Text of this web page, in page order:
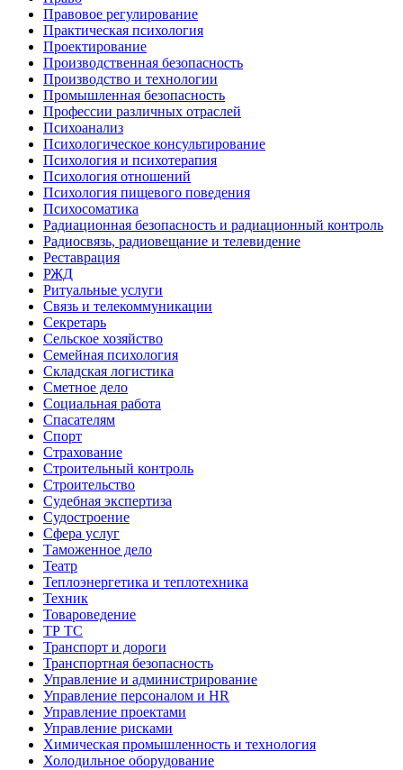
Правовое регулирование
Практическая психология
Проектирование
Производственная безопасность
Производство и технологии
Промышленная безопасность
Профессии различных отраслей
Психоанализ
Психологическое консультирование
Психология и психотерапия
Психология отношений
Психология пищевого поведения
Психосоматика
Радиационная безопасность и радиационный контроль
Радиосвязь, радиовещание и телевидение
Реставрация
РЖД
Ритуальные услуги
Связь и телекоммуникации
Секретарь
Сельское хозяйство
Семейная психология
Складская логистика
Сметное дело
Социальная работа
Спасателям
Спорт
Страхование
Строительный контроль
Строительство
Судебная экспертиза
Судостроение
Сфера услуг
Таможенное дело
Театр
Теплоэнергетика и теплотехника
Техник
Товароведение
ТР ТС
Транспорт и дороги
Транспортная безопасность
Управление и администрирование
Управление персоналом и HR
Управление проектами
Управление рисками
Химическая промышленность и технология
Холодильное оборудование